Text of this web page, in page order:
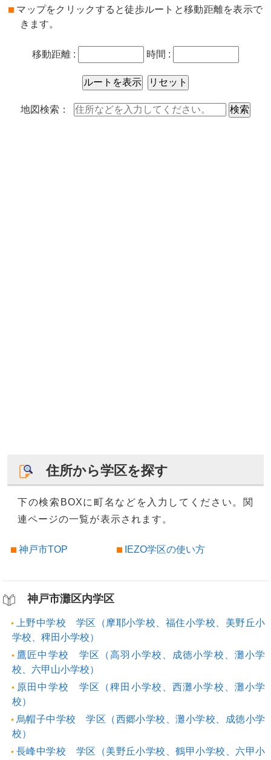
マップをクリックすると徒歩ルートと移動距離を表示で
きます。
移動距離 : 時間 :
地図検索：
住所から学区を探す
下の検索BOXに町名などを入力してください。関
連ページの一覧が表示されます。
神戸市TOP IEZO学区の使い方
神戸市灘区内学区
上野中学校 学区（摩耶小学校、福住小学校、美野丘小
学校、稗田小学校）
鷹匠中学校 学区（高羽小学校、成徳小学校、灘小学
校、六甲山小学校）
原田中学校 学区（稗田小学校、西灘小学校、灘小学
校）
烏帽子中学校 学区（西郷小学校、灘小学校、成徳小学
校）
長峰中学校 学区（美野丘小学校、鶴甲小学校、六甲小